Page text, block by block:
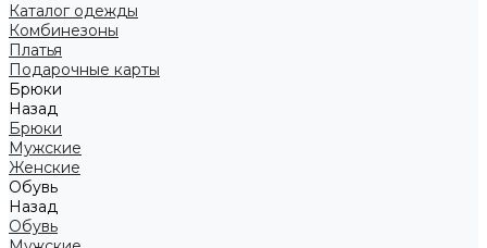
Каталог одежды
Комбинезоны
Платья
Подарочные карты
Брюки
Назад
Брюки
Мужские
Женские
Обувь
Назад
Обувь